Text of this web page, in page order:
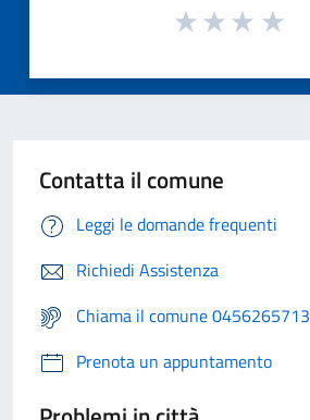
Contatta il comune
Leggi le domande frequenti
Richiedi Assistenza
Chiama il comune 0456265713
Prenota un appuntamento